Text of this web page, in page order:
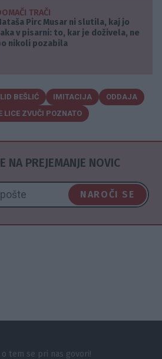
TRAČI
Pirc Musar ni slutila, kaj jo
v pisarni: to, kar je doživela, ne
nikoli pozabila
BEŠLIĆ IMITACIJA
ODDAJA
LICE ZVUČI POZNATO
NA PREJEMANJE NOVIC
NAROČI SE
o tem se pri nas govori!